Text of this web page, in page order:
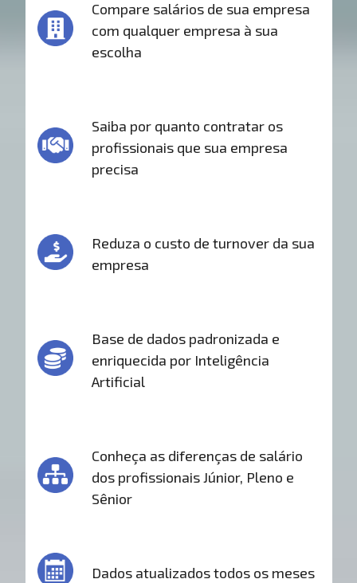
Compare salários de sua empresa
com qualquer empresa à sua
escolha
Saiba por quanto contratar os
profissionais que sua empresa
precisa
Reduza o custo de turnover da sua
empresa
Base de dados padronizada e
enriquecida por Inteligência
Artificial
Conheça as diferenças de salário
dos profissionais Júnior, Pleno e
Sênior
Dados atualizados todos os meses